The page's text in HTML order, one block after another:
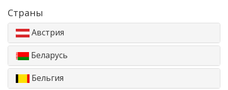
Страны
Австрия
Беларусь
Бельгия